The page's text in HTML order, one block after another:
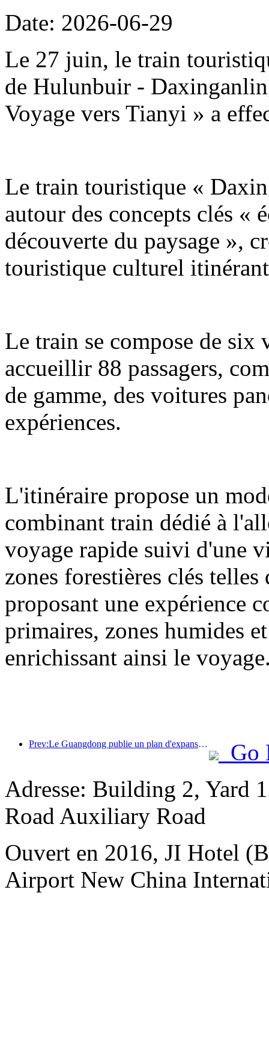
Date: 2026-06-29
Le 27 juin, le train
de Hulunbuir -
Voyage vers Tianyi » a
Le train touristique «
autour des concepts clés «
découverte du paysage »,
touristique culturel
Le train se compose de six
accueillir 88 passagers,
de gamme, des voitures
expériences.
L'itinéraire propose un
combinant train dédié à
voyage rapide suivi d'une
zones forestières clés
proposant une expérience
primaires, zones humides
enrichissant ainsi le
Prev:Le Guangdong publie un plan d'expansion des capacités du secteur des services pour faire de la région de la Grande Baie une destination touristique de classe mondiale.
Go
Adresse: Building 2, Yard
Road Auxiliary Road
Ouvert en 2016, JI Hotel
Airport New China